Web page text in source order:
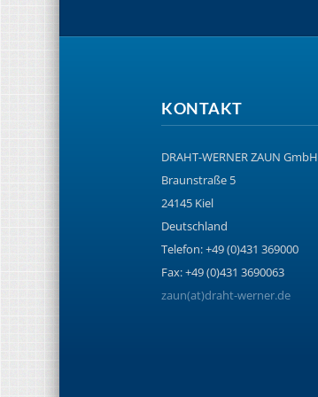
KONTAKT
DRAHT-WERNER ZAUN GmbH
Braunstraße 5
24145 Kiel
Deutschland
Telefon: +49 (0)431 369000
Fax: +49 (0)431 3690063
zaun(at)draht-werner.de